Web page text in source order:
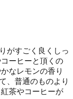
がすごく良くしっ
ーヒーと頂くの
なレモンの香り
、普通のものより
茶やコーヒーが